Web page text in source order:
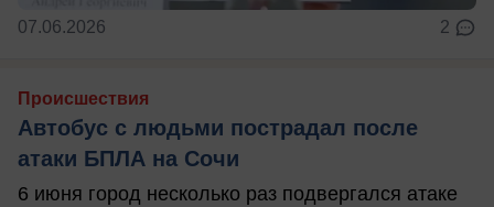
07.06.2026 2
Происшествия
Автобус с людьми пострадал после
атаки БПЛА на Сочи
6 июня город несколько раз подвергался атаке